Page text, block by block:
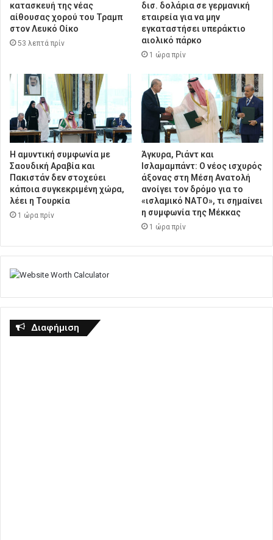
κατασκευή της νέας
αίθουσας χορού του Τραμπ
στον Λευκό Οίκο
53 λεπτά πρίν
δισ. δολάρια σε γερμανική
εταιρεία για να μην
εγκαταστήσει υπεράκτιο
αιολικό πάρκο
1 ώρα πρίν
Η αμυντική συμφωνία με
Σαουδική Αραβία και
Πακιστάν δεν στοχεύει
κάποια συγκεκριμένη χώρα,
λέει η Τουρκία
1 ώρα πρίν
Άγκυρα, Ριάντ και
Ισλαμαμπάντ: Ο νέος ισχυρός
άξονας στη Μέση Ανατολή
ανοίγει τον δρόμο για το
«ισλαμικό ΝΑΤΟ», τι σημαίνει
η συμφωνία της Μέκκας
1 ώρα πρίν
Διαφήμιση